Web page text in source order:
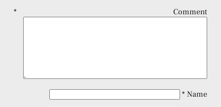
Comment
*
Name
*